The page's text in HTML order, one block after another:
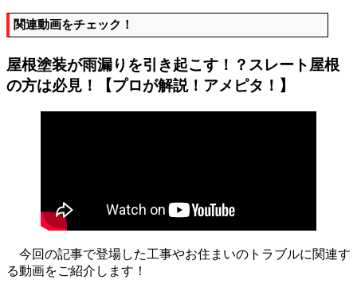
関連動画をチェック！
屋根塗装が雨漏りを引き起こす！？スレート屋根
の方は必見！【プロが解説！アメピタ！】
今回の記事で登場した工事やお住まいのトラブルに関連す
る動画をご紹介します！